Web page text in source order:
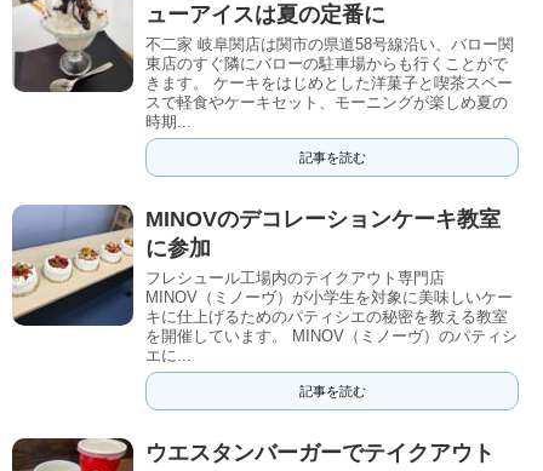
ューアイスは夏の定番に
不二家 岐阜関店は関市の県道58号線沿い、バロー関
東店のすぐ隣にバローの駐車場からも行くことがで
きます。 ケーキをはじめとした洋菓子と喫茶スペー
スで軽食やケーキセット、モーニングが楽しめ夏の
時期...
記事を読む
MINOVのデコレーションケーキ教室
に参加
フレシュール工場内のテイクアウト専門店
MINOV（ミノーヴ）が小学生を対象に美味しいケー
キに仕上げるためのパティシエの秘密を教える教室
を開催しています。 MINOV（ミノーヴ）のパティシ
エに...
記事を読む
ウエスタンバーガーでテイクアウト